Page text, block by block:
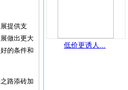
提供支
做出更大
的条件和
路添砖加
低价更诱人...